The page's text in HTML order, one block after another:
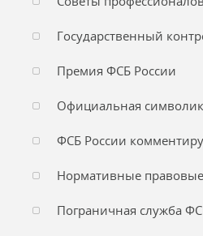
Государственный
Премия ФСБ России
Официальная
ФСБ России
Нормативные
Пограничная служба